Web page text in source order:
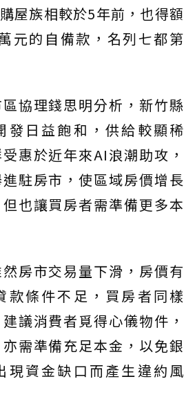
屋族相較於5年前，也得額
元的自備款，名列七都第
協理錢思明分析，新竹縣
發日益飽和，供給較顯稀
惠於近年來AI浪潮助攻，
駐房市，使區域房價增長
也讓買房者需準備更多本
房市交易量下滑，房價有
款條件不足，買房者同樣
建議消費者覓得心儀物件，
需準備充足本金，以免銀
現資金缺口而產生違約風